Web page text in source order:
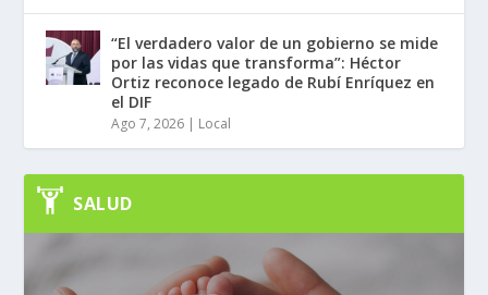
“El verdadero valor de un gobierno se mide
por las vidas que transforma”: Héctor
Ortiz reconoce legado de Rubí Enríquez en
el DIF
Ago 7, 2026 | Local
SALUD